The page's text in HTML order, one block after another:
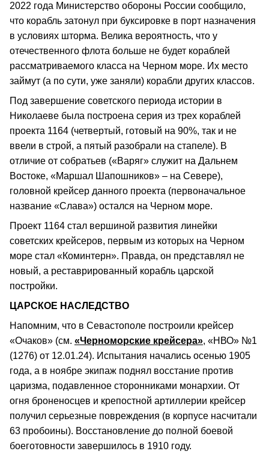
2022 года Министерство обороны России сообщило,
что корабль затонул при буксировке в порт назначения
в условиях шторма. Велика вероятность, что у
отечественного флота больше не будет кораблей
рассматриваемого класса на Черном море. Их место
займут (а по сути, уже заняли) корабли других классов.
Под завершение советского периода истории в
Николаеве была построена серия из трех кораблей
проекта 1164 (четвертый, готовый на 90%, так и не
ввели в строй, а пятый разобрали на стапеле). В
отличие от собратьев («Варяг» служит на Дальнем
Востоке, «Маршал Шапошников» – на Севере),
головной крейсер данного проекта (первоначальное
название «Слава») остался на Черном море.
Проект 1164 стал вершиной развития линейки
советских крейсеров, первым из которых на Черном
море стал «Коминтерн». Правда, он представлял не
новый, а реставрированный корабль царской
постройки.
ЦАРСКОЕ НАСЛЕДСТВО
Напомним, что в Севастополе построили крейсер
«Очаков» (см. «Черноморские крейсера», «НВО» №1
(1276) от 12.01.24). Испытания начались осенью 1905
года, а в ноябре экипаж поднял восстание против
царизма, подавленное сторонниками монархии. От
огня броненосцев и крепостной артиллерии крейсер
получил серьезные повреждения (в корпусе насчитали
63 пробоины). Восстановление до полной боевой
боеготовности завершилось в 1910 году.